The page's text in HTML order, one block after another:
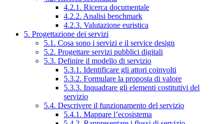
4.2.1. Ricerca documentale
4.2.2. Analisi benchmark
4.2.3. Valutazione euristica
5. Progettazione dei servizi
5.1. Cosa sono i servizi e il service design
5.2. Progettare servizi pubblici digitali
5.3. Definire il modello di servizio
5.3.1. Identificare gli attori coinvolti
5.3.2. Formulare la proposta di valore
5.3.3. Inquadrare gli elementi costitutivi del
servizio
5.4. Descrivere il funzionamento del servizio
5.4.1. Mappare l’ecosistema